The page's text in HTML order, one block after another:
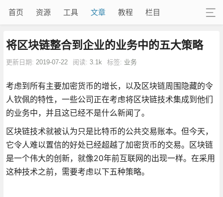
首页 资源 工具 文章 教程 栏目
将区块链整合到企业的业务中的五大策略
更新日期: 2019-07-22 阅读: 3.1k 标签: 业务
考虑到所有主要加密货币的增长，以及区块链周围隐藏的令
人钦佩的特性，一些公司正在考虑将区块链技术集成到他们
的业务中，并且这已经不是什么新闻了。
区块链技术就被认为只是比特币的公共交易账本。但今天，
它令人难以置信的好处已经超越了加密货币的交易。区块链
是一个伟大的创新，就像20年前互联网的出现一样。在采用
这种技术之前，需要考虑以下五种策略。